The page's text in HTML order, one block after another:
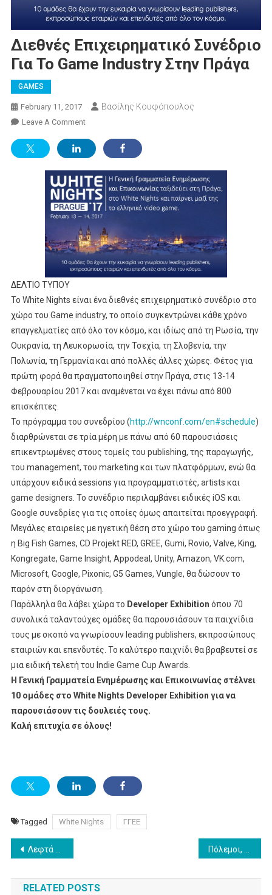
Διεθνές Επιχειρηματικό Συνέδριο
Για Το Game Industry Στην Πράγα
GAMES
February 11, 2017 Βασίλης Κουφόπουλος
Leave A CommentOn
Επιχειρηματικό
Για
Το
Game
Industry
Στην
Πράγα
ΔΕΛΤΙΟ ΤΥΠΟΥ
Το White Nights είναι ένα διεθνές επιχειρηματικό συνέδριο στο
χώρο του Game industry, το οποίο συγκεντρώνει κάθε χρόνο
επαγγελματίες από όλο τον κόσμο, και ιδίως από τη Ρωσία, την
Ουκρανία, τη Λευκορωσία, την Τσεχία, τη Σλοβενία, την
Πολωνία, τη Γερμανία και από πολλές άλλες χώρες. Φέτος για
πρώτη φορά θα πραγματοποιηθεί στην Πράγα, στις 13-14
Φεβρουαρίου 2017 και αναμένεται να έχει πάνω από 800
επισκέπτες.
Το πρόγραμμα του συνεδρίου (http://wnconf.com/en#schedule)
διαρθρώνεται σε τρία μέρη με πάνω από 60 παρουσιάσεις
επικεντρωμένες στους τομείς του publishing, της παραγωγής,
του management, του marketing και των πλατφόρμων, ενώ θα
υπάρχουν ειδικά sessions για προγραμματιστές, artists και
game designers. Το συνέδριο περιλαμβάνει ειδικές iOS και
Google συνεδρίες για τις οποίες όμως απαιτείται προεγγραφή.
Μεγάλες εταιρείες με ηγετική θέση στο χώρο του gaming όπως
η Big Fish Games, CD Projekt RED, GREE, Gumi, Rovio, Valve, King,
Kongregate, Game Insight, Appodeal, Unity, Amazon, VK.com,
Microsoft, Google, Pixonic, G5 Games, Vungle, θα δώσουν το
παρόν στη διοργάνωση.
Παράλληλα θα λάβει χώρα το Developer Exhibition όπου 70
συνολικά ταλαντούχες ομάδες θα παρουσιάσουν τα παιχνίδια
τους με σκοπό να γνωρίσουν leading publishers, εκπροσώπους
εταιριών και επενδυτές. Το καλύτερο παιχνίδι θα βραβευτεί σε
μια ειδική τελετή του Indie Game Cup Awards.
Η Γενική Γραμματεία Ενημέρωσης και Επικοινωνίας στέλνει
10 ομάδες στο White Nights Developer Exhibition για να
παρουσιάσουν τις δουλειές τους.
Καλή επιτυχία σε όλους!
Tagged White Nights ΓΓΕΕ
Post
navigation
Λεφτά υπάρχουν στην ΕΕΤΤ Πόλεμοι, "συμβόλαια θανάτου" και προσδοκίες για το νέο χάρτη στα media
RELATED POSTS